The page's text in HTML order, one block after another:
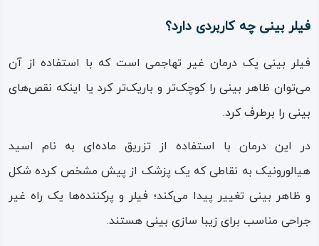
فیلر بینی چه کاربردی دارد؟
فیلر بینی یک درمان غیر تهاجمی است که با استفاده از آن
می‌توان ظاهر بینی را کوچک‌تر و باریک‌تر کرد یا اینکه نقص‌های
بینی را برطرف کرد.
در این درمان با استفاده از تزریق ماده‌ای به نام اسید
هیالورونیک به نقاطی که یک پزشک از پیش مشخص کرده شکل
و ظاهر بینی تغییر پیدا می‌کند؛ فیلر و پرکننده‌ها یک راه غیر
جراحی مناسب برای زیبا سازی بینی هستند.